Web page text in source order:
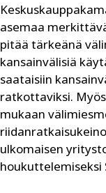
asemaa
pitää tärkeänä
kansainvälisiä
saataisiin
ratkottaviksi.
mukaan
ulkomaisen
houkuttelemiseksi